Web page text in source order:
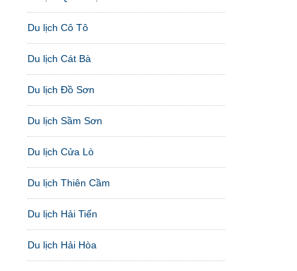
Du lịch Cô Tô
Du lịch Cát Bà
Du lịch Đồ Sơn
Du lịch Sầm Sơn
Du lịch Cửa Lò
Du lịch Thiên Cầm
Du lịch Hải Tiến
Du lịch Hải Hòa